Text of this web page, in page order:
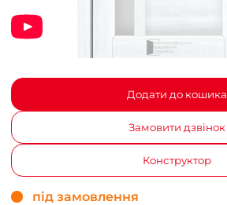
Додати до кошика
Замовити дзвінок
Конструктор
під замовлення